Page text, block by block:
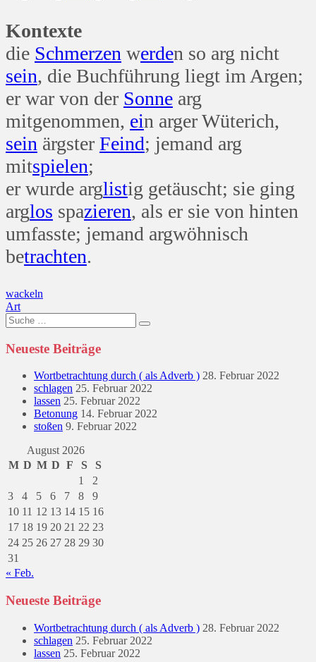
Kontexte
die Schmerzen werden so arg nicht
sein, die Buchführung liegt im Argen;
er war von der Sonne arg
mitgenommen, ein arger Wüterich,
sein ärgster Feind; jemand arg
mitspielen;
er wurde arglistig getäuscht; sie ging
arglos spazieren, als er sie von hinten
umfasste; jemand argwöhnisch
betrachten.
Beitragsnavigation
wackeln
Art
Suche
nach:
Neueste Beiträge
Wortbetrachtung durch ( als Adverb ) 28. Februar 2022
schlagen 25. Februar 2022
lassen 25. Februar 2022
Betonung 14. Februar 2022
stoßen 9. Februar 2022
August 2026
M D M D F S
S
1
2
3
4 5 6 7 8
9
10 11 12 13 14 15 16
17 18 19 20 21 22 23
24 25 26 27 28 29 30
31
« Feb.
Neueste Beiträge
Wortbetrachtung durch ( als Adverb ) 28. Februar 2022
schlagen 25. Februar 2022
lassen 25. Februar 2022